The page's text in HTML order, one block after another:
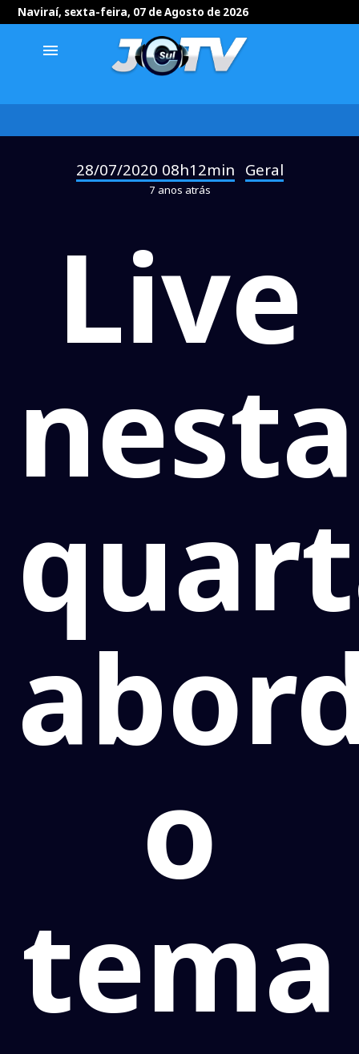
Naviraí, sexta-feira, 07 de Agosto de 2026
menu
28/07/2020 08h12min Geral
7 anos atrás
Live
nesta
o
tema